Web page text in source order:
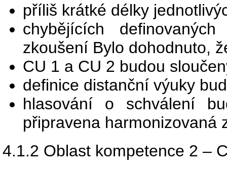
příliš krátké délky
chybějících
zkoušení Bylo dohodnuto,
CU 1 a CU 2 budou
definice distanční výuky
hlasování o schválení
připravena harmonizovaná
4.1.2 Oblast kompetence 2 –